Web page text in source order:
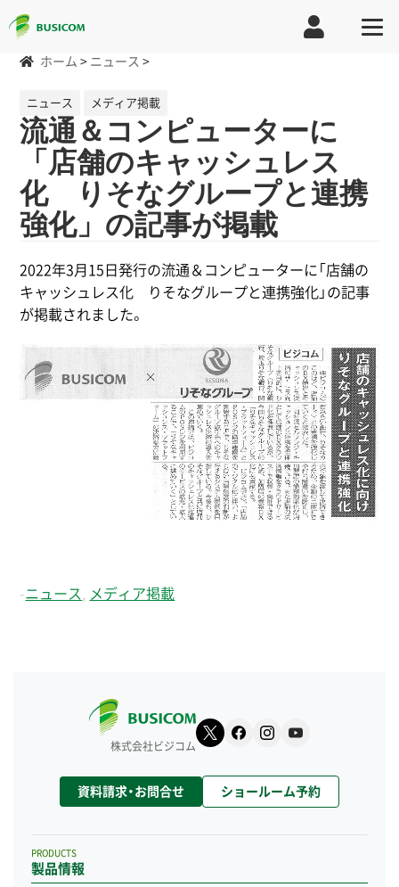
ホーム > ニュース >
ニュース メディア掲載
流通＆コンピューターに
「店舗のキャッシュレス
化 りそなグループと連携
強化」の記事が掲載
2022年3月15日発行の流通＆コンピューターに「店舗の
キャッシュレス化 りそなグループと連携強化」の記事
が掲載されました。
-ニュース メディア掲載
株式会社ビジコム
資料請求・お問合せ ショールーム予約
製品情報
PRODUCTS